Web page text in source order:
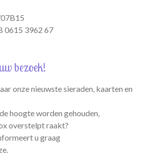
0615 3962 67
bezoek!
onze nieuwste sieraden, kaarten en
hoogte worden gehouden,
overstelpt raakt?
u graag